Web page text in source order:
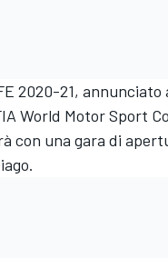
2020-21, annunciato
World Motor Sport
con una gara di